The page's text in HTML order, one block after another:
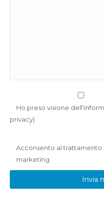
Ho preso visione
privacy)
Acconsento al
marketing